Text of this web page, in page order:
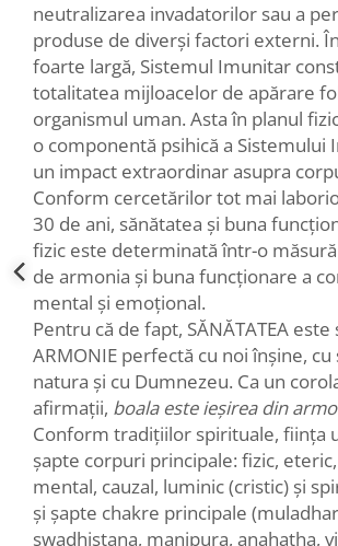
neutralizarea invadatorilor sau a
produse de diverși factori externi.
foarte largă, Sistemul Imunitar
totalitatea mijloacelor de apărare
organismul uman. Asta în planul
o componentă psihică a Sistemului
un impact extraordinar asupra
Conform cercetărilor tot mai
30 de ani, sănătatea și buna
fizic este determinată într-o
de armonia și buna funcționare a
mental și emoțional.
Pentru că de fapt, SĂNĂTATEA
ARMONIE perfectă cu noi înșine, cu
natura și cu Dumnezeu. Ca un
afirmații, boala este ieșirea din
Conform tradițiilor spirituale, ființa
șapte corpuri principale: fizic,
mental, cauzal, luminic (cristic) și
și șapte chakre principale
swadhistana, manipura, anahatha,